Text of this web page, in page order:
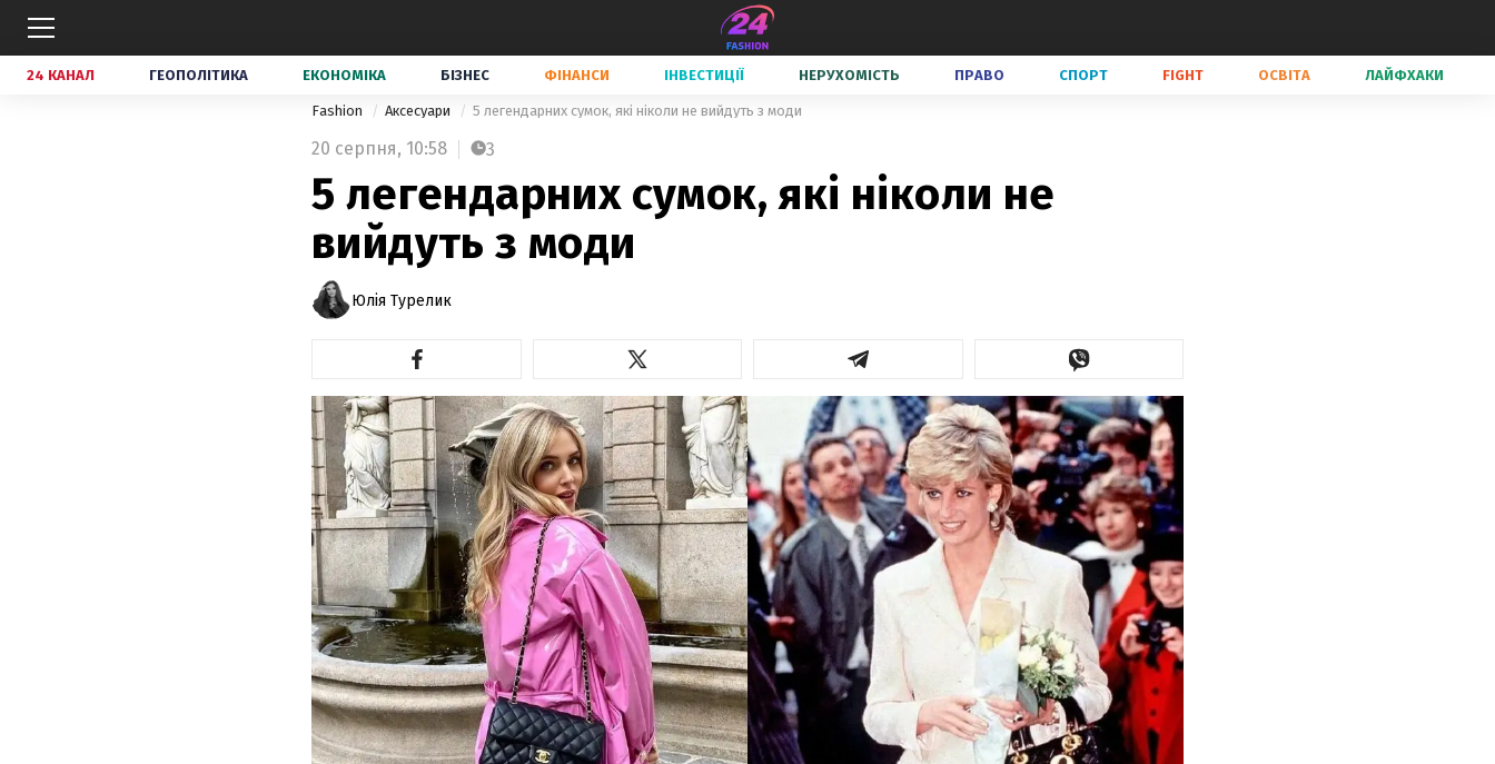
24 КАНАЛ ГЕОПОЛІТИКА ЕКОНОМІКА БІЗНЕС ФІНАНСИ ІНВЕСТИЦІЇ НЕРУХОМІСТЬ ПРАВО СПОРТ FIGHT ОСВІТА ЛАЙФХАКИ
Fashion Аксесуари 5 легендарних сумок, які ніколи не вийдуть з моди
20 серпня, 10:58 3
5 легендарних сумок, які ніколи не
вийдуть з моди
Юлія Турелик